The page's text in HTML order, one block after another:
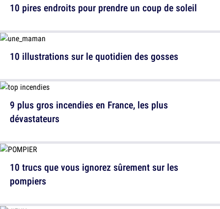
10 illustrations sur le quotidien des gosses
10 trucs que vous ignorez sûrement sur les
pompiers
10 pires endroits pour prendre un coup de soleil
9 plus gros incendies en France, les plus
dévastateurs